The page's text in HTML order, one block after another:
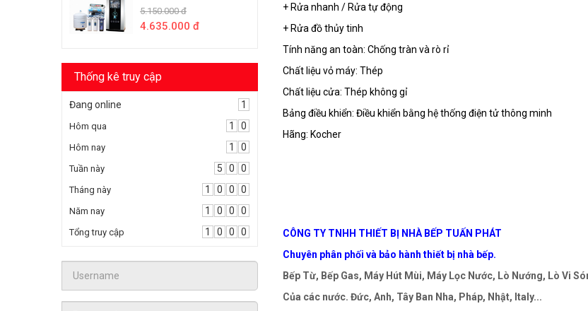
5.150.000 đ
4.635.000 đ
Thống kê truy cập
Đang online 1
Hôm qua 1 0
Hôm nay 1 0
Tuần này 5 0 0
Tháng này 1 0 0 0
Năm nay 1 0 0 0
Tổng truy cập 1 0 0 0
+ Rửa nhanh / Rửa tự động
+ Rửa đồ thủy tinh
Tính năng an toàn: Chống tràn và rò rỉ
Chất liệu vỏ máy: Thép
Chất liệu cửa: Thép không gỉ
Bảng điều khiển: Điều khiển bằng hệ thống điện tử thông minh
Hãng: Kocher
CÔNG TY TNHH THIẾT BỊ NHÀ BẾP TUẤN PHÁT
Chuyên phân phối và bảo hành thiết bị nhà bếp.
Bếp Từ, Bếp Gas, Máy Hút Mùi, Máy Lọc Nước, Lò Nướng, Lò Vi
Của các nước. Đức, Anh, Tây Ban Nha, Pháp, Nhật, Italy...